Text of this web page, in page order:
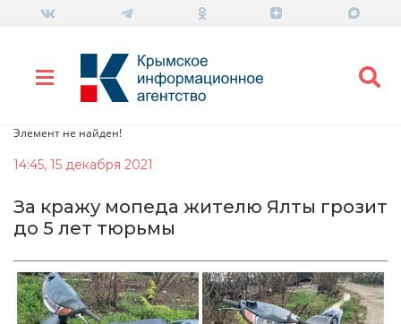
Элемент не найден!
14:45, 15 декабря 2021
За кражу мопеда жителю Ялты грозит
до 5 лет тюрьмы